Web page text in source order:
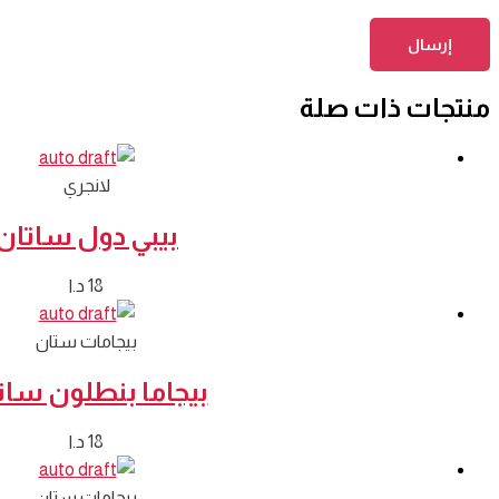
منتجات ذات صلة
لانجري
بيبي دول
18 د.ا
بيجامات ستان
بيجاما بنطلون
18 د.ا